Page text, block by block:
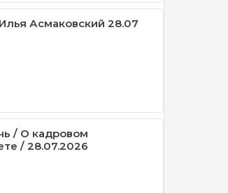
Асмаковский 28.07
/ О кадровом
/ 28.07.2026